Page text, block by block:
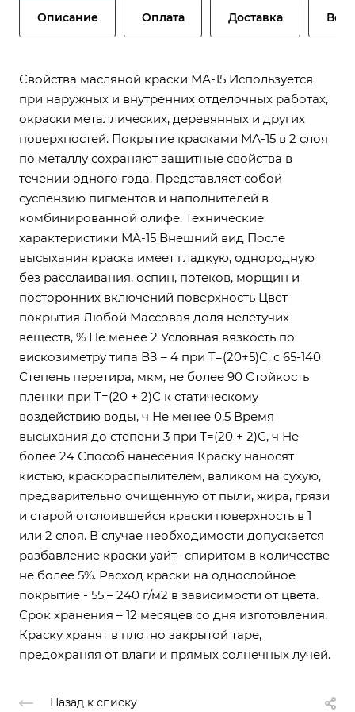
Описание Оплата Доставка
Свойства масляной краски МА-15 Используется
при наружных и внутренних отделочных работах,
окраски металлических, деревянных и других
поверхностей. Покрытие красками МА-15 в 2 слоя
по металлу сохраняют защитные свойства в
течении одного года. Представляет собой
суспензию пигментов и наполнителей в
комбинированной олифе. Технические
характеристики МА-15 Внешний вид После
высыхания краска имеет гладкую, однородную
без расслаивания, оспин, потеков, морщин и
посторонних включений поверхность Цвет
покрытия Любой Массовая доля нелетучих
веществ, % Не менее 2 Условная вязкость по
вискозиметру типа ВЗ – 4 при Т=(20+5)С, с 65-140
Степень перетира, мкм, не более 90 Стойкость
пленки при Т=(20 + 2)С к статическому
воздействию воды, ч Не менее 0,5 Время
высыхания до степени 3 при Т=(20 + 2)С, ч Не
более 24 Способ нанесения Краску наносят
кистью, краскораспылителем, валиком на сухую,
предварительно очищенную от пыли, жира, грязи
и старой отслоившейся краски поверхность в 1
или 2 слоя. В случае необходимости допускается
разбавление краски уайт- спиритом в количестве
не более 5%. Расход краски на однослойное
покрытие - 55 – 240 г/м2 в зависимости от цвета.
Срок хранения – 12 месяцев со дня изготовления.
Краску хранят в плотно закрытой таре,
предохраняя от влаги и прямых солнечных лучей.
Назад к списку